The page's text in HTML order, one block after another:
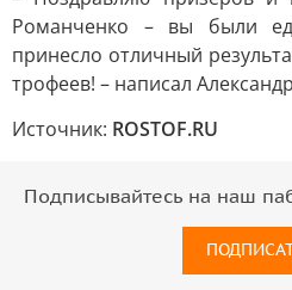
Романченко – вы были
принесло отличный
трофеев! – написал
Источник: ROSTOF.RU
Подписывайтесь на наш